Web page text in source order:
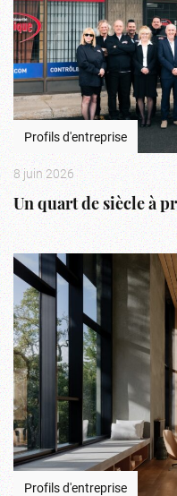
Profils d'entreprise
8 juin 2026
Un quart de siècle à
Profils d'entreprise